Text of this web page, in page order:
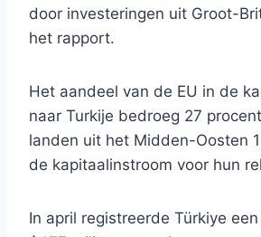
door investeringen uit Groot-
het rapport.
Het aandeel van de EU in de
naar Turkije bedroeg 27
landen uit het Midden-Oosten
de kapitaalinstroom voor hun
In april registreerde Türkiye